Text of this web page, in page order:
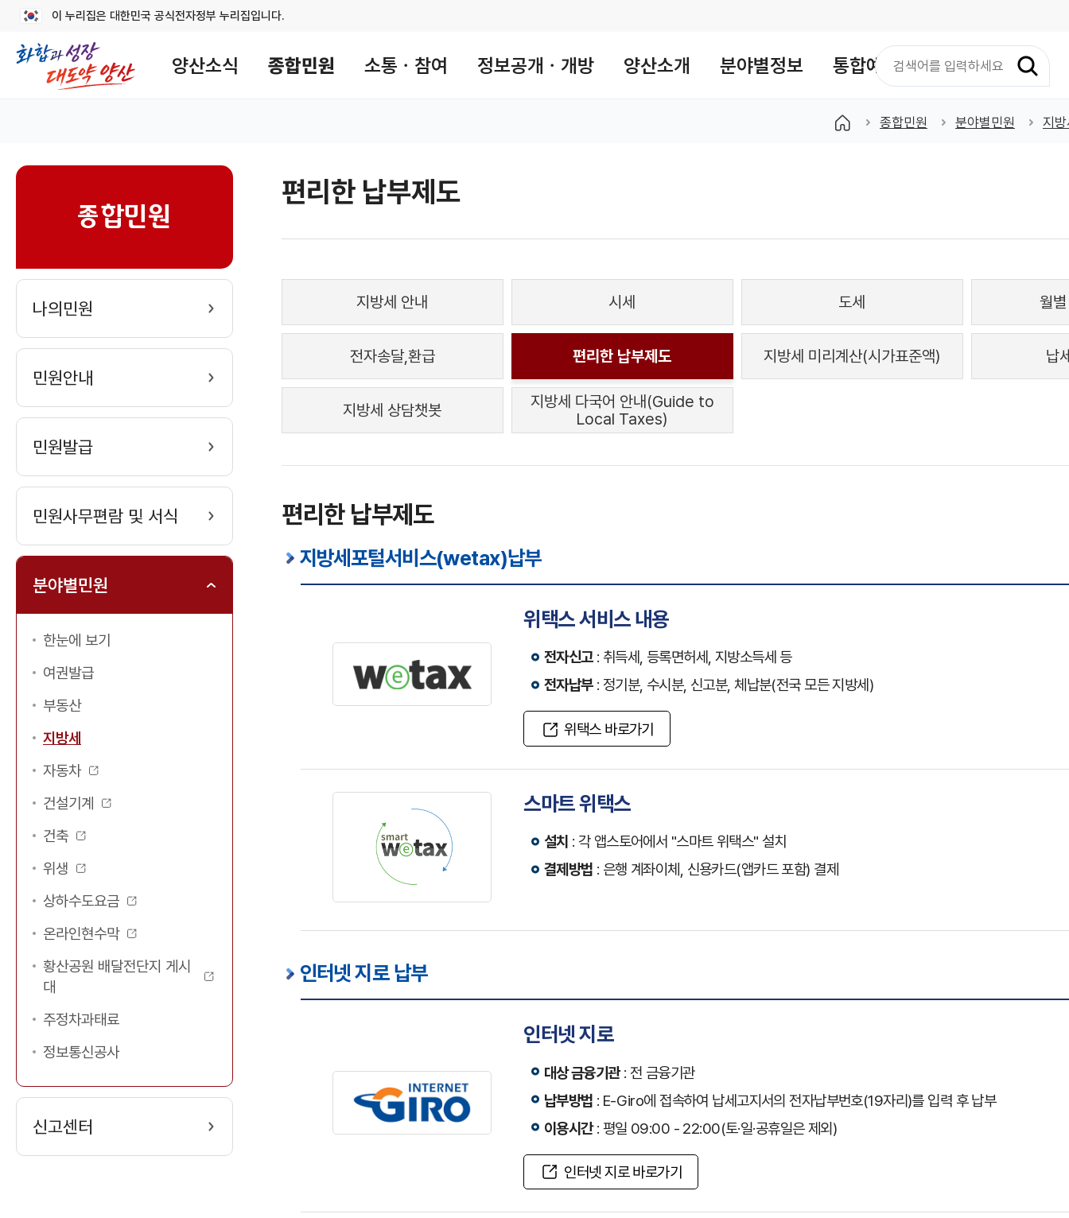
이 누리집은 대한민국 공식전자정부 누리집입니다.
양산소식 종합민원 소통ㆍ참여 정보공개ㆍ개방 양산소개 분야별정보 통합예약색
입
종합민원
나의민원
민원안내
민원발급
민원사무편람 및 서식
분야별민원
한눈에 보기
여권발급
부동산
지방세
자동차
건설기계
건축
위생
상하수도요금
온라인현수막
황산공원 배달전단지 게시
대
주정차과태료
정보통신공사
신고센터
편리한 납부제도
종합민원 분야별민원 지
sns 공유 리스트 열기
본문 인쇄
지방세 안내 시세 도세 월
전자송달,환급 편리한 납부제도 지방세 미리계산(시가표준액) 납
지방세 상담챗봇
지방세 다국어 안내(Guide to
Local Taxes)
편리한 납부제도
지방세포털서비스(wetax)납부
위택스 서비스 내용
전자신고: 취득세, 등록면허세, 지방소득세 등
전자납부: 정기분, 수시분, 신고분, 체납분(전국 모든 지방세)
위택스 바로가기
스마트 위택스
설치 : 각 앱스토어에서 "스마트 위택스" 설치
결제방법 : 은행 계좌이체, 신용카드(앱카드 포함) 결제
인터넷 지로 납부
인터넷 지로
대상 금융기관: 전 금융기관
납부방법 : E-Giro에 접속하여 납세고지서의 전자납부번호(19자리)를 입력 후 납부
이용시간: 평일 09:00 - 22:00(토·일·공휴일은 제외)
인터넷 지로 바로가기